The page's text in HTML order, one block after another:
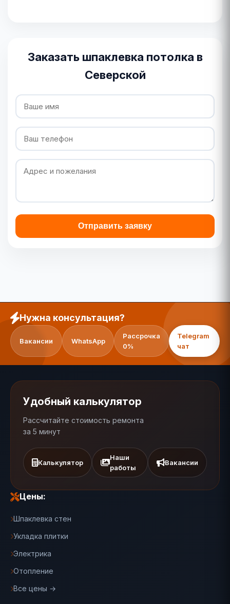
Заказать шпаклевка потолка в
Северской
Отправить заявку
Нужна консультация?
Вакансии WhatsApp
Рассрочка
0%
Telegram
чат
Удобный калькулятор
Рассчитайте стоимость ремонта
за 5 минут
Калькулятор
Наши
работы
Вакансии
Цены:
Шпаклевка стен
Укладка плитки
Электрика
Отопление
Все цены →